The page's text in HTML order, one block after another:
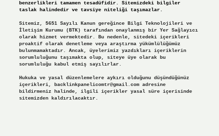
benzerlikleri tamamen tesadüfidir. Sitemizdeki bilgiler
taslak halindedir ve tavsiye niteliği taşımazlar.
Sitemiz, 5651 Sayılı Kanun gereğince Bilgi Teknolojileri ve
İletişim Kurumu (BTK) tarafından onaylanmış bir Yer Sağlayıcı
olarak hizmet vermektedir. Bu nedenle, sitedeki içerikleri
proaktif olarak denetleme veya araştırma yükümlülüğümüz
bulunmamaktadır. Ancak, üyelerimiz yazdıkları içeriklerin
sorumluluğunu taşımakta olup, siteye üye olarak bu
sorumluluğu kabul etmiş sayılırlar.
Hukuka ve yasal düzenlemelere aykırı olduğunu düşündüğünüz
içerikleri, backlinkpanelicomtr@gmail.comadresine
bildirmeniz halinde, ilgili içerikler yasal süre içerisinde
sitemizden kaldırılacaktır.